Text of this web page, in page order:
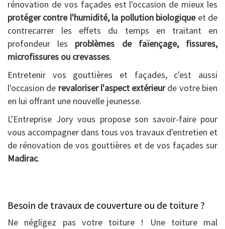
rénovation de vos façades est l'occasion de mieux les
protéger contre l'humidité, la pollution biologiqueet de
contrecarrer les effets du temps en traitant en
profondeur les problèmes de faïençage, fissures,
microfissures ou crevasses.
Entretenir vos gouttières et façades, c'est aussi
l'occasion de revaloriser l'aspect extérieurde votre bien
en lui offrant une nouvelle jeunesse.
L'Entreprise Jory vous propose son savoir-faire pour
vous accompagner dans tous vos travaux d'entretien et
de rénovation de vos gouttières et de vos façades sur
Madirac.
Besoin de travaux de couverture ou de toiture ?
Ne négligez pas votre toiture ! Une toiture mal